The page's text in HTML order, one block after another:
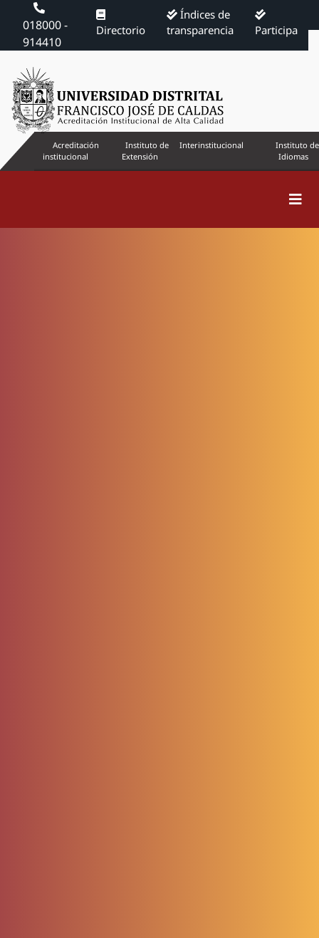
018000 -
914410
Directorio
Índices de
transparencia
Participa
Acreditación
institucional
Instituto de
Extensión
Interinstitucional
Instituto de
Idiomas